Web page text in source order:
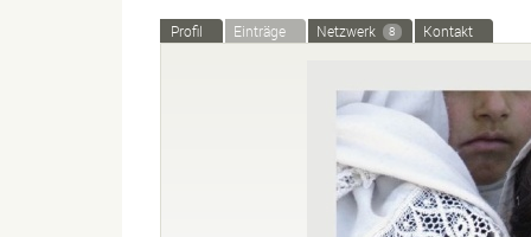
Profil Einträge Netzwerk 8 Kontakt